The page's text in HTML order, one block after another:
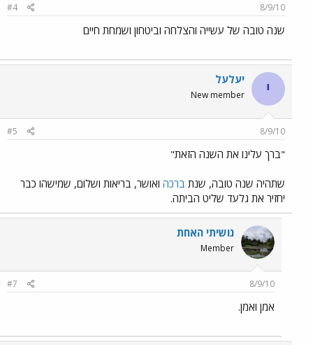
8/9/10
#4
שנה טובה של עשייה והצלחה וביטחון ושמחת חיים
י יעלעל
New member
8/9/10
#5
"ברך עלינו את השנה הזאת"
שתהיה שנה טובה, שנת ברכה ואושר, בריאות ושלום, שמישהו כבר
יחזיר את גלעד שליט הביתה.
נושיתי האחת
Member
8/9/10
#7
אמן ואמן.